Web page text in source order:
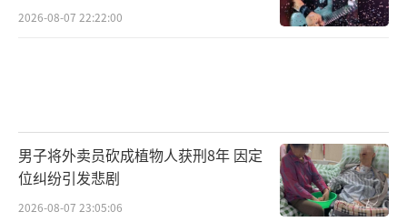
2026-08-07 22:22:00
男子将外卖员砍成植物人获刑8年 因定
位纠纷引发悲剧
2026-08-07 23:05:06